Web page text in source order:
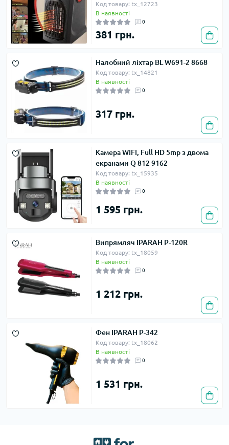
Код товару: tx_12723
В наявності
0
381 грн.
Налобний ліхтар BL W691-2 8668
Код товару: tx_14821
В наявності
0
317 грн.
Камера WIFI, Full HD 5mp з двома
екранами Q 812 9162
Код товару: tx_15935
В наявності
0
1 595 грн.
Випрямляч IPARAH P-120R
Код товару: tx_18059
В наявності
0
1 212 грн.
Фен IPARAH Р-342
Код товару: tx_18062
В наявності
0
1 531 грн.